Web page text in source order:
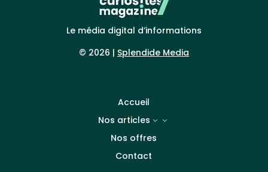
Le média digital d’informations
© 2026 | Splendide Media
Accueil
Nos articles
3
Nos offres
Contact